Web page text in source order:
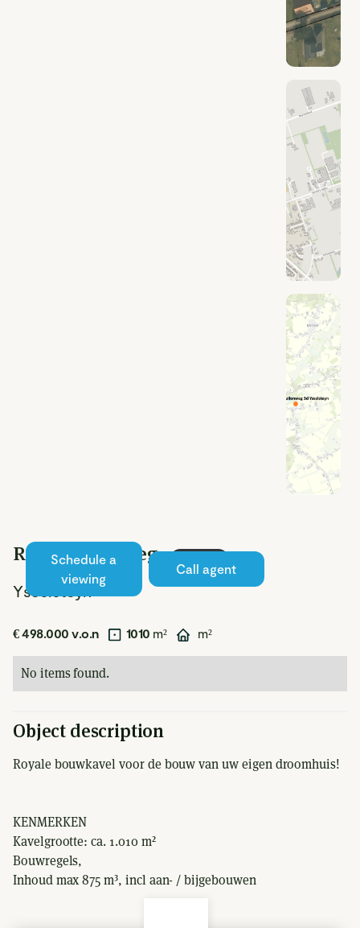
Schedule a
viewing
Call agent
Rouwkuilenweg
Ysselsteyn
€ 498.000 v.o.n 1010 m² m²
No items found.
Object description
Royale bouwkavel voor de bouw van uw eigen droomhuis!
KENMERKEN
Kavelgrootte: ca. 1.010 m²
Bouwregels,
Inhoud max 875 m³, incl aan- / bijgebouwen